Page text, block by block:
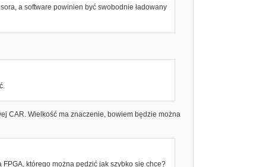
a software powinien być swobodnie ładowany
CAR. Wielkość ma znaczenie, bowiem będzie można
którego można pędzić jak szybko się chce?